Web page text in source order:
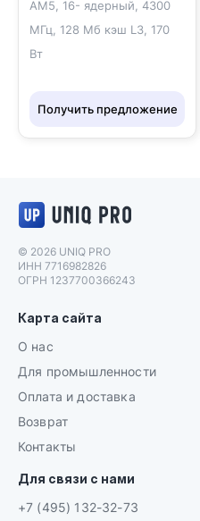
AM5, 16- ядерный, 4300
МГц, 128 Мб кэш L3, 170
Вт
Получить предложение
© 2026 UNIQ PRO
ИНН 7716982826
ОГРН 1237700366243
Карта сайта
О нас
Для промышленности
Оплата и доставка
Возврат
Контакты
Для связи с нами
+7 (495) 132-32-73